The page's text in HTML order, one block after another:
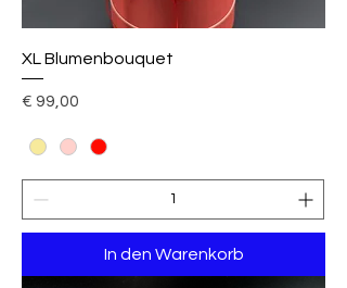
XL Blumenbouquet
Preis
€ 99,00
In den Warenkorb